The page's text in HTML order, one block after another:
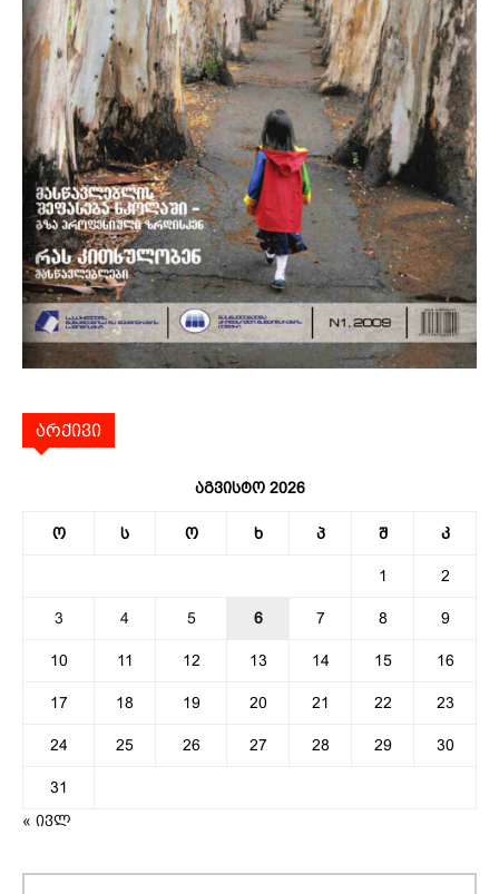
არქივი
აგვისტო 2026
ო ს ო ხ პ შ კ
1 2
3 4 5 6 7 8 9
10 11 12 13 14 15 16
17 18 19 20 21 22 23
24 25 26 27 28 29 30
31
« ივლ